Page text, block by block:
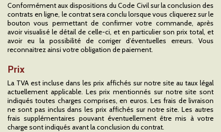
Conformément aux dispositions du Code Civil sur la conclusion des
contrats en ligne, le contrat sera conclu lorsque vous cliquerez sur le
bouton vous permettant de confirmer votre commande, après
avoir visualisé le détail de celle-ci, et en particulier son prix total, et
avoir eu la possibilité de corriger d’éventuelles erreurs. Vous
reconnaitrez ainsi votre obligation de paiement.
Prix
La TVA est incluse dans les prix affichés sur notre site au taux légal
actuellement applicable. Les prix mentionnés sur notre site sont
indiqués toutes charges comprises, en euros. Les frais de livraison
ne sont pas inclus dans les prix affichés sur notre site. Les autres
frais supplémentaires pouvant éventuellement être mis à votre
charge sont indiqués avant la conclusion du contrat.